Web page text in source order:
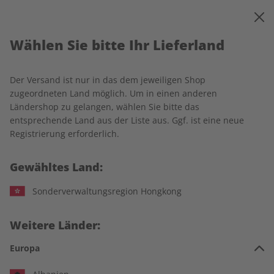
Startseite Lieferung und Zahlung
Lieferung und Zahlung
Erscheinungsfrequenz
Von den Sprachmagazinen Spotlight, Écoute, Ecos, Adesso
und Deutsch perfekt erscheinen jeweils 14 Ausgaben im Jahr,
von Business Spotlight 12 Ausgaben.
Preise und Versandkosten
Wählen Sie bitte Ihr Lieferland
Der Versand ist nur in das dem jeweiligen Shop
zugeordneten Land möglich. Um in einen anderen
Ländershop zu gelangen, wählen Sie bitte das
entsprechende Land aus der Liste aus. Ggf. ist eine neue
Registrierung erforderlich.
Gewähltes Land:
Sonderverwaltungsregion Hongkong
Weitere Länder:
Europa